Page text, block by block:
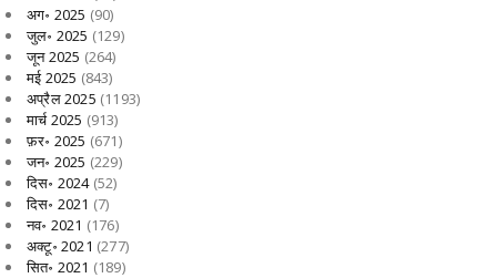
अग॰ 2025 (90)
जुल॰ 2025 (129)
जून 2025 (264)
मई 2025 (843)
अप्रैल 2025 (1193)
मार्च 2025 (913)
फ़र॰ 2025 (671)
जन॰ 2025 (229)
दिस॰ 2024(52)
दिस॰ 2021 (7)
नव॰ 2021 (176)
अक्टू॰ 2021 (277)
सित॰ 2021 (189)